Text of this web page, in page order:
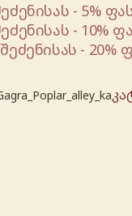
- 5%
- 10%
- 20%